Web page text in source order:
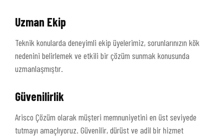
Uzman Ekip
Teknik konularda deneyimli ekip üyelerimiz, sorunlarınızın kök
nedenini belirlemek ve etkili bir çözüm sunmak konusunda
uzmanlaşmıştır.
Güvenilirlik
Arisco Çözüm olarak müşteri memnuniyetini en üst seviyede
tutmayı amaçlıyoruz. Güvenilir, dürüst ve adil bir hizmet